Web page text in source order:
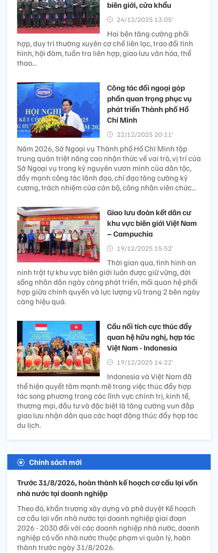
biên giới, cửa khẩu
24/12/2025 13:05’
Hai bên tăng cường phối
hợp, duy trì thường xuyên cơ chế liên lạc, trao đổi tình
hình, hội đàm, tuần tra liên hợp, giao lưu văn hóa, thể
thao...
Công tác đối ngoại góp
phần quan trọng phục vụ
phát triển Thành phố Hồ
Chí Minh
22/12/2025 20:11’
Năm 2026, Sở Ngoại vụ Thành phố Hồ Chí Minh tập
trung quán triệt nâng cao nhận thức về vai trò, vị trí của
Sở Ngoại vụ trong kỷ nguyên vươn mình của dân tộc,
đẩy mạnh công tác lãnh đạo, chỉ đạo tăng cường kỷ
cương, trách nhiệm của cán bộ, công nhân viên chức...
Giao lưu đoàn kết dân cư
khu vực biên giới Việt Nam
– Campuchia
19/12/2025 15:52’
Thời gian qua, tình hình an
ninh trật tự khu vực biên giới luôn được giữ vững, đời
sống nhân dân ngày càng phát triển, mối quan hệ phối
hợp giữa chính quyền và lực lượng vũ trang 2 bên ngày
càng hiệu quả.
Cầu nối tích cực thúc đẩy
quan hệ hữu nghị, hợp tác
Việt Nam - Indonesia
19/12/2025 14:22’
Indonesia và Việt Nam đã
thể hiện quyết tâm mạnh mẽ trong việc thúc đẩy hợp
tác song phương trong các lĩnh vực chính trị, kinh tế,
thương mại, đầu tư và đặc biệt là tăng cường vun đắp
giao lưu nhận dân qua các hoạt động thúc đẩy hợp tác
du lịch.
Chính sách mới
Trước 31/8/2026, hoàn thành kế hoạch cơ cấu lại vốn
nhà nước tại doanh nghiệp
Theo đó, khẩn trương xây dựng và phê duyệt Kế hoạch
cơ cấu lại vốn nhà nước tại doanh nghiệp giai đoạn
2026 - 2030 đối với các doanh nghiệp nhà nước, doanh
nghiệp có vốn nhà nước thuộc phạm vi quản lý, hoàn
thành trước ngày 31/8/2026.